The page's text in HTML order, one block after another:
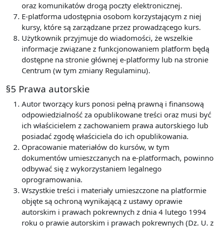
oraz komunikatów drogą poczty elektronicznej.
E-platforma udostępnia osobom korzystającym z niej
kursy, które są zarządzane przez prowadzącego kurs.
Użytkownik przyjmuje do wiadomości, że wszelkie
informacje związane z funkcjonowaniem platform będą
dostępne na stronie głównej e-platformy lub na stronie
Centrum (w tym zmiany Regulaminu).
§5 Prawa autorskie
Autor tworzący kurs ponosi pełną prawną i finansową
odpowiedzialność za opublikowane treści oraz musi być
ich właścicielem z zachowaniem prawa autorskiego lub
posiadać zgodę właściciela do ich opublikowania.
Opracowanie materiałów do kursów, w tym
dokumentów umieszczanych na e-platformach, powinno
odbywać się z wykorzystaniem legalnego
oprogramowania.
Wszystkie treści i materiały umieszczone na platformie
objęte są ochroną wynikającą z ustawy oprawie
autorskim i prawach pokrewnych z dnia 4 lutego 1994
roku o prawie autorskim i prawach pokrewnych (Dz. U. z